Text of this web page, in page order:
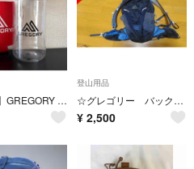
【非売品】GREGORY Clear Bottle ➕ drink holder
登山用品
☆グレゴリー バックパックmiwok12☆
¥ 2,500